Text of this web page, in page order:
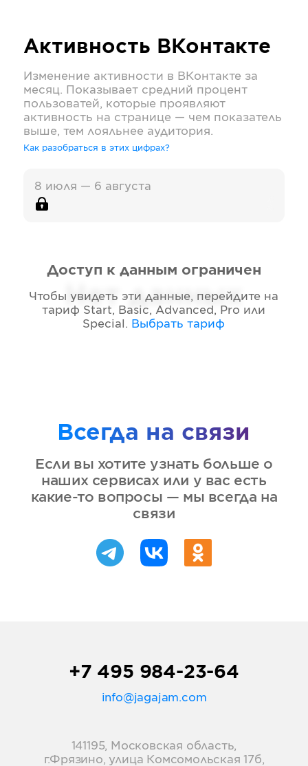
Активность ВКонтакте
Изменение активности в ВКонтакте за
месяц. Показывает средний процент
пользоватей, которые проявляют
активность на странице — чем показатель
выше, тем лояльнее аудитория.
Как разобраться в этих цифрах?
8 июля — 6 августа
Нет данных
Доступ к данным ограничен
Чтобы увидеть эти данные, перейдите на
тариф Start, Basic, Advanced, Pro или
Special . Выбрать тариф
Всегда на связи
Если вы хотите узнать больше о
наших сервисах или у вас есть
какие-то вопросы — мы всегда на
связи
+7 495 984-23-64
info@jagajam.com
141195, Московская область,
г.Фрязино, улица Комсомольская 17б,